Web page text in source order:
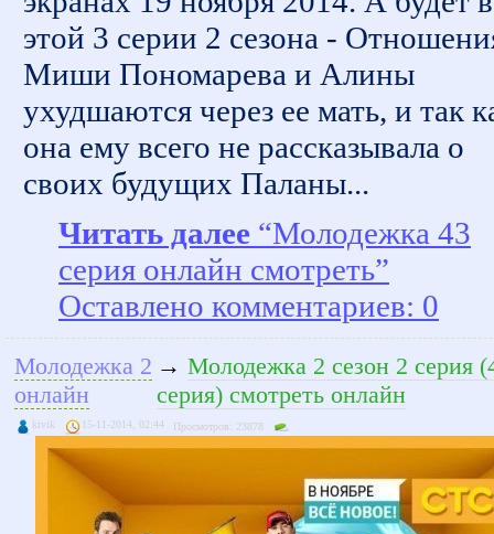
этой 3 серии 2 сезона -
Миши Пономарева и Алины
ухудшаются через ее мать, и так
она ему всего не рассказывала о
своих будущих Паланы...
Читать далее “Молодежка 43
серия онлайн смотреть”
Оставлено комментариев: 0
Молодежка 2
онлайн
→ Молодежка 2 сезон 2 серия
серия) смотреть онлайн
kivik 15-11-2014, 02:44 Просмотров: 23878